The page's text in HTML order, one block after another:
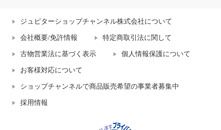
ジュピターショップチャンネル株式会社について
会社概要/免許情報 特定商取引法に関して
古物営業法に基づく表示 個人情報保護について
お客様対応について
ショップチャンネルで商品販売希望の事業者募集中
採用情報